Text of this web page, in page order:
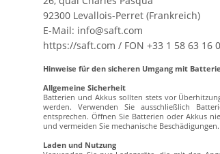
92300 Levallois-Perret (Frankreich)
E-Mail: info@saft.com
https://saft.com / FON +33 1 58 63 16
Hinweise für den sicheren Umgang mit
Allgemeine Sicherheit
Batterien und Akkus sollten stets vor
werden. Verwenden Sie ausschließlich
entsprechen. Öffnen Sie Batterien oder Akkus
und vermeiden Sie mechanische Beschädigungen.
Laden und Nutzung